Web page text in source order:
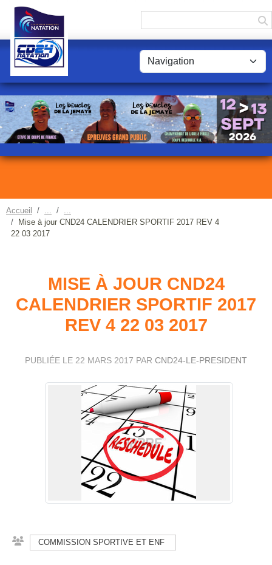
Accueil
Mise à jour CND24 CALENDRIER SPORTIF 2017 REV 4
22 03 2017
MISE À JOUR CND24
CALENDRIER SPORTIF 2017
REV 4 22 03 2017
PUBLIÉE LE 22 MARS 2017 PAR CND24-LE-PRESIDENT
COMMISSION SPORTIVE ET ENF
Panneau de gestion des cookies